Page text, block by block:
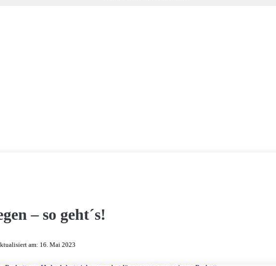
– so geht´s!
am: 16. Mai 2023